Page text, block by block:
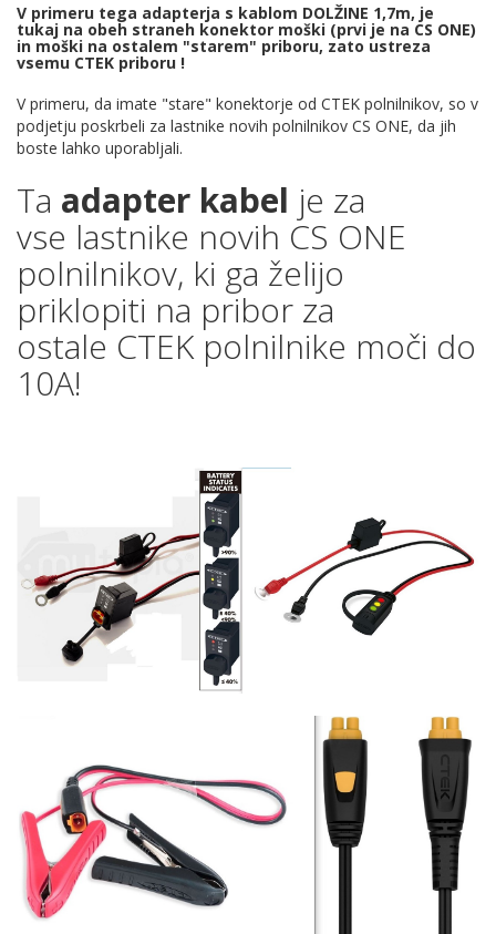
V primeru tega adapterja s kablom DOLŽINE 1,7m, je
tukaj na obeh straneh konektor moški (prvi je na CS ONE)
in moški na ostalem "starem" priboru, zato ustreza
vsemu CTEK priboru !
V primeru, da imate "stare" konektorje od CTEK polnilnikov, so v
podjetju poskrbeli za lastnike novih polnilnikov CS ONE, da jih
boste lahko uporabljali.
Ta adapter kabel je za
vse lastnike novih CS ONE
polnilnikov, ki ga želijo
priklopiti na pribor za
ostale CTEK polnilnike moči do
10A!